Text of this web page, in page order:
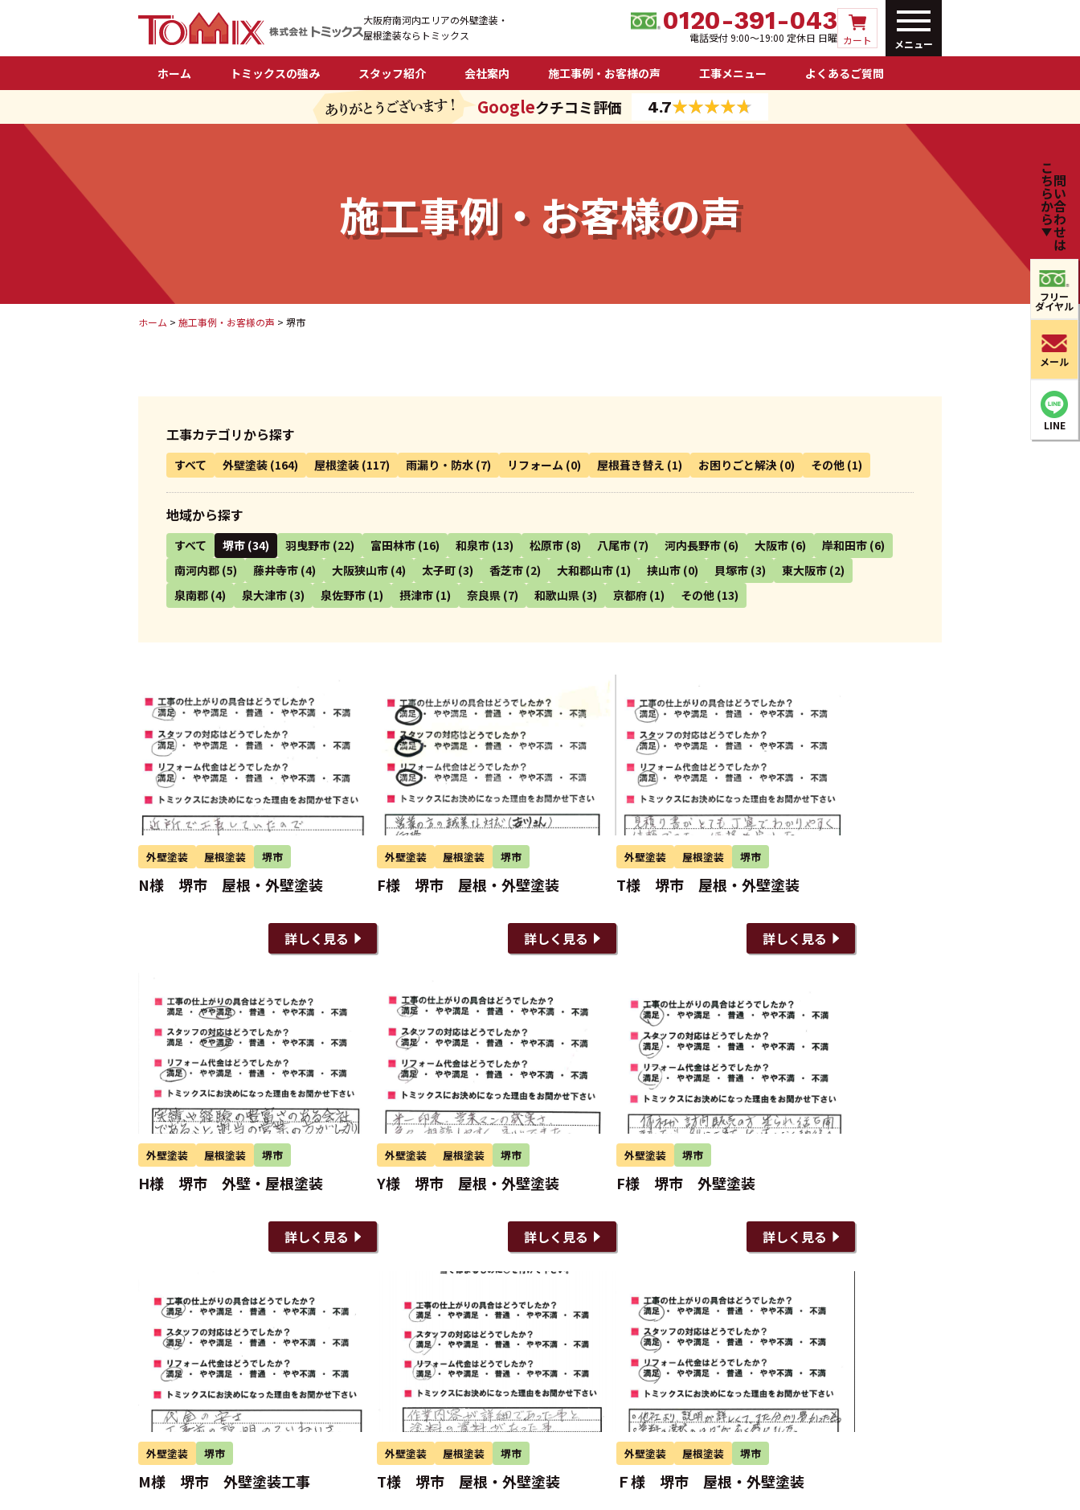
大阪府南河内エリアの外壁塗装・
屋根塗装ならトミックス
カート
0120-391-043
電話受付 9:00〜19:00 定休日 日曜 メニュー
ホーム トミックスの強み スタッフ紹介 会社案内 施工事例・お客様の声 工事メニュー よくあるご質問
Googleクチコミ評価 4.7
施工事例・ お客様の声
ホーム > 施工事例・お客様の声 > 堺市
工事カテゴリから探す
すべて 外壁塗装 (164) 屋根塗装 (117) 雨漏り・防水 (7) リフォーム (0) 屋根葺き替え (1) お困りごと解決 (0) その他 (1)
地域から探す
すべて 堺市 (34) 羽曳野市 (22) 富田林市 (16) 和泉市 (13) 松原市 (8) 八尾市 (7) 河内長野市 (6) 大阪市 (6) 岸和田市 (6)
南河内郡 (5) 藤井寺市 (4) 大阪狭山市 (4) 太子町 (3) 香芝市 (2) 大和郡山市 (1) 挟山市 (0) 貝塚市 (3) 東大阪市 (2)
泉南郡 (4) 泉大津市 (3) 泉佐野市 (1) 摂津市 (1) 奈良県 (7) 和歌山県 (3) 京都府 (1) その他 (13)
外壁塗装 屋根塗装 堺市
N様 堺市 屋根・外壁塗装
詳しく見る
外壁塗装 屋根塗装 堺市
F様 堺市 屋根・外壁塗装
詳しく見る
外壁塗装 屋根塗装 堺市
T様 堺市 屋根・外壁塗装
詳しく見る
外壁塗装 屋根塗装 堺市
H様 堺市 外壁・屋根塗装
詳しく見る
外壁塗装 屋根塗装 堺市
Y様 堺市 屋根・外壁塗装
詳しく見る
外壁塗装 堺市
F様 堺市 外壁塗装
詳しく見る
外壁塗装 堺市
M様 堺市 外壁塗装工事
外壁塗装 屋根塗装 堺市
T様 堺市 屋根・外壁塗装
外壁塗装 屋根塗装 堺市
Ｆ様 堺市 屋根・外壁塗装
お問い合わせは
こちらから
フリー
ダイヤル
メール
LINE